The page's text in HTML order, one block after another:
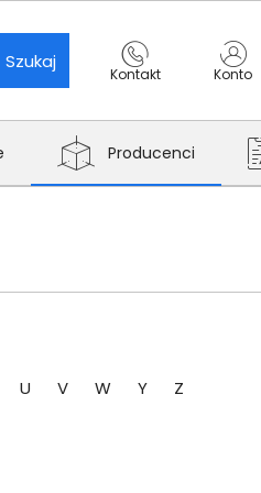
Szukaj
Kontakt Konto
Producenci
U V W Y Z